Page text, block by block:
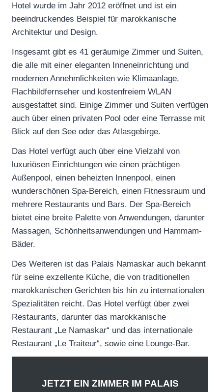
Hotel wurde im Jahr 2012 eröffnet und ist ein
beeindruckendes Beispiel für marokkanische
Architektur und Design.
Insgesamt gibt es 41 geräumige Zimmer und Suiten,
die alle mit einer eleganten Inneneinrichtung und
modernen Annehmlichkeiten wie Klimaanlage,
Flachbildfernseher und kostenfreiem WLAN
ausgestattet sind. Einige Zimmer und Suiten verfügen
auch über einen privaten Pool oder eine Terrasse mit
Blick auf den See oder das Atlasgebirge.
Das Hotel verfügt auch über eine Vielzahl von
luxuriösen Einrichtungen wie einen prächtigen
Außenpool, einen beheizten Innenpool, einen
wunderschönen Spa-Bereich, einen Fitnessraum und
mehrere Restaurants und Bars. Der Spa-Bereich
bietet eine breite Palette von Anwendungen, darunter
Massagen, Schönheitsanwendungen und Hammam-
Bäder.
Des Weiteren ist das Palais Namaskar auch bekannt
für seine exzellente Küche, die von traditionellen
marokkanischen Gerichten bis hin zu internationalen
Spezialitäten reicht. Das Hotel verfügt über zwei
Restaurants, darunter das marokkanische
Restaurant „Le Namaskar“ und das internationale
Restaurant „Le Traiteur“, sowie eine Lounge-Bar.
JETZT EIN ZIMMER IM PALAIS